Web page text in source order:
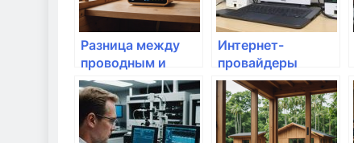
Разница между
проводным и
беспроводным
интернетом
Интернет-
провайдеры
города Волжский